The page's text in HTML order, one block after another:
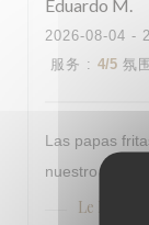
Eduardo M
2026-08-04 -
服务 : 4/5 氛围
Las papas
nuestro
Le Procope